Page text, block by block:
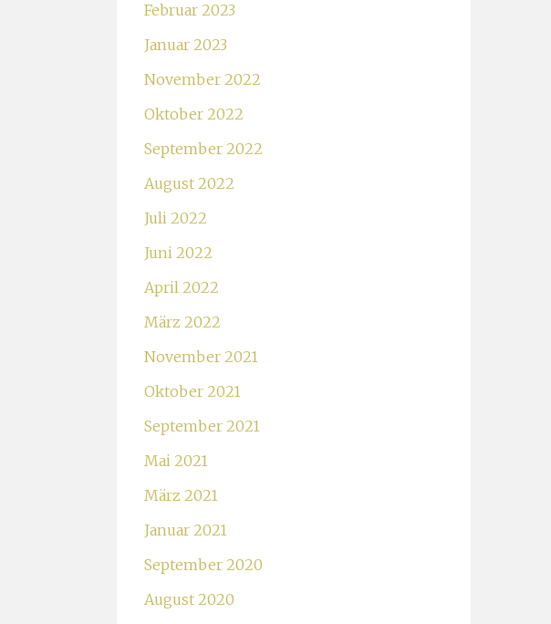
Februar 2023
Januar 2023
November 2022
Oktober 2022
September 2022
August 2022
Juli 2022
Juni 2022
April 2022
März 2022
November 2021
Oktober 2021
September 2021
Mai 2021
März 2021
Januar 2021
September 2020
August 2020